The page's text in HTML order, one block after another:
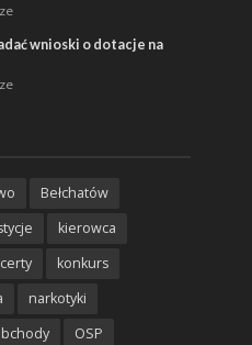
wnioski o dotacje na
Bełchatów
kierowca
konkurs
narkotyki
OSP